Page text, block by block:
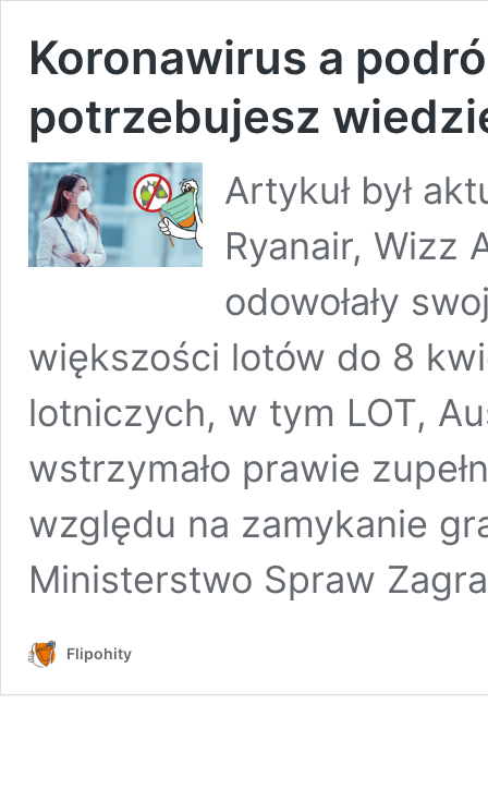
Koronawirus a
potrzebujesz
Artykuł był
Ryanair, Wizz
odowołały
większości lotów do 8
lotniczych, w tym LOT,
wstrzymało prawie
względu na zamykanie
Ministerstwo Spraw
Flipohity